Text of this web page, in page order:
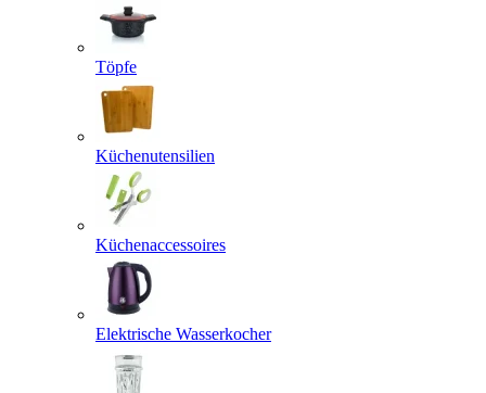
Töpfe
Küchenutensilien
Küchenaccessoires
Elektrische Wasserkocher